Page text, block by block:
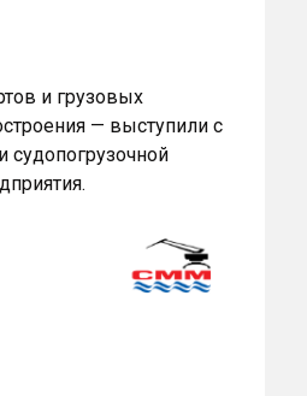
и грузовых
— выступили с
судопогрузочной